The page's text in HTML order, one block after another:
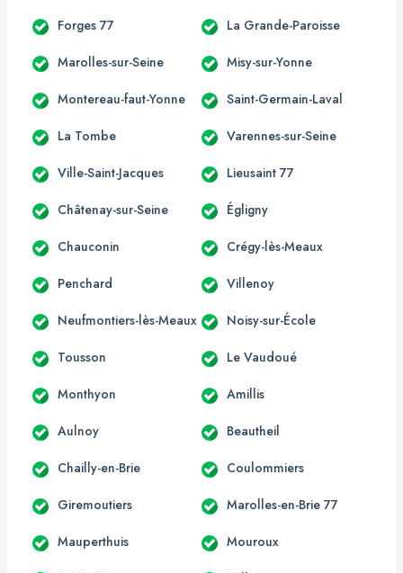
Forges 77 La Grande-Paroisse
Marolles-sur-Seine Misy-sur-Yonne
Montereau-faut-Yonne Saint-Germain-Laval
La Tombe Varennes-sur-Seine
Ville-Saint-Jacques Lieusaint 77
Châtenay-sur-Seine Égligny
Chauconin Crégy-lès-Meaux
Penchard Villenoy
Neufmontiers-lès-Meaux Noisy-sur-École
Tousson Le Vaudoué
Monthyon Amillis
Aulnoy Beautheil
Chailly-en-Brie Coulommiers
Giremoutiers Marolles-en-Brie 77
Mauperthuis Mouroux